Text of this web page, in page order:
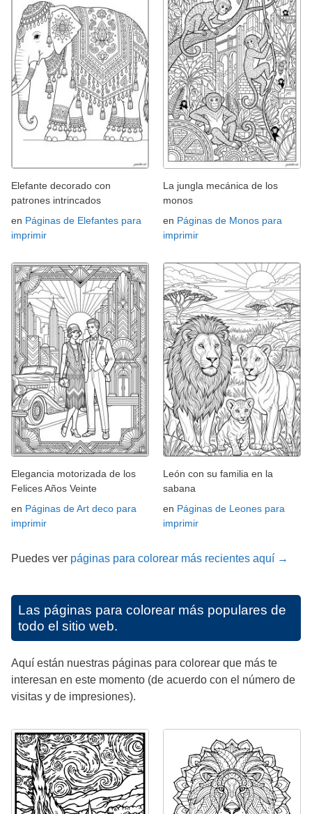
Elefante decorado con
patrones intrincados
en Páginas de Elefantes para
imprimir
La jungla mecánica de los
monos
en Páginas de Monos para
imprimir
Elegancia motorizada de los
Felices Años Veinte
en Páginas de Art deco para
imprimir
León con su familia en la
sabana
en Páginas de Leones para
imprimir
Puedes ver páginas para colorear más recientes aquí →
Las páginas para colorear más populares de
todo el sitio web.
Aquí están nuestras páginas para colorear que más te
interesan en este momento (de acuerdo con el número de
visitas y de impresiones).